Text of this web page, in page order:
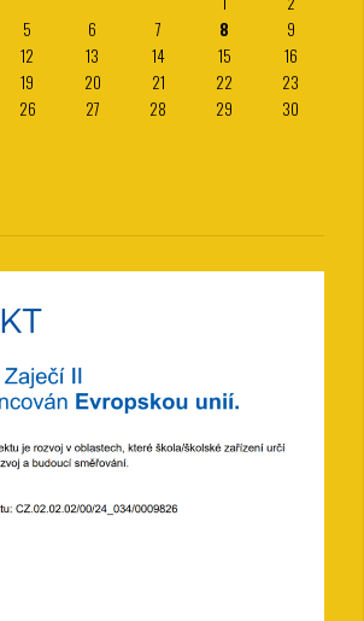
5 6 7 8
9
12 13 14 15
16
19 20 21 22
23
26 27 28 29
30